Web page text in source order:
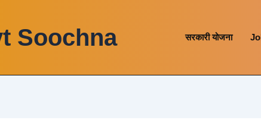
Soochna सरकारी योजना